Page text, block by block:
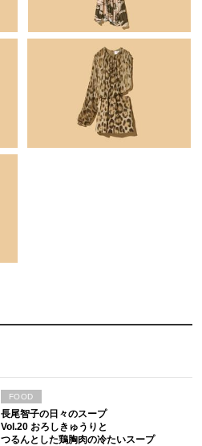
長尾智子の日々のスープ
Vol.20 おろしきゅうりと
つるんとした鶏胸肉の冷たいスープ
FOOD